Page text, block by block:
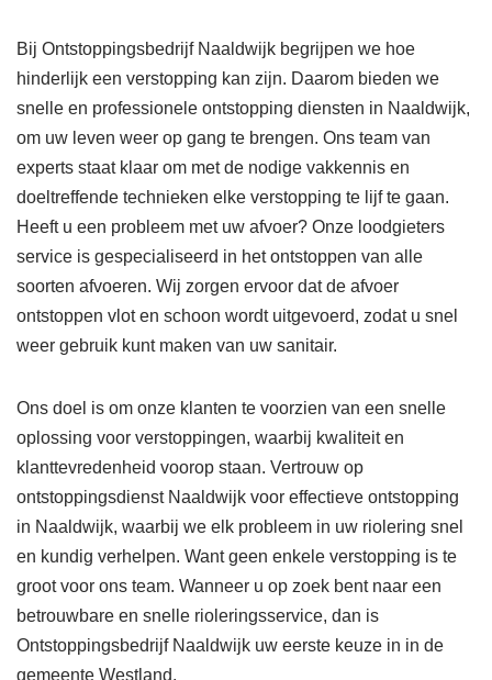
Bij Ontstoppingsbedrijf Naaldwijk begrijpen we hoe
hinderlijk een verstopping kan zijn. Daarom bieden we
snelle en professionele ontstopping diensten in Naaldwijk,
om uw leven weer op gang te brengen. Ons team van
experts staat klaar om met de nodige vakkennis en
doeltreffende technieken elke verstopping te lijf te gaan.
Heeft u een probleem met uw afvoer? Onze loodgieters
service is gespecialiseerd in het ontstoppen van alle
soorten afvoeren. Wij zorgen ervoor dat de afvoer
ontstoppen vlot en schoon wordt uitgevoerd, zodat u snel
weer gebruik kunt maken van uw sanitair.
Ons doel is om onze klanten te voorzien van een snelle
oplossing voor verstoppingen, waarbij kwaliteit en
klanttevredenheid voorop staan. Vertrouw op
ontstoppingsdienst Naaldwijk voor effectieve ontstopping
in Naaldwijk, waarbij we elk probleem in uw riolering snel
en kundig verhelpen. Want geen enkele verstopping is te
groot voor ons team. Wanneer u op zoek bent naar een
betrouwbare en snelle rioleringsservice, dan is
Ontstoppingsbedrijf Naaldwijk uw eerste keuze in in de
gemeente Westland.